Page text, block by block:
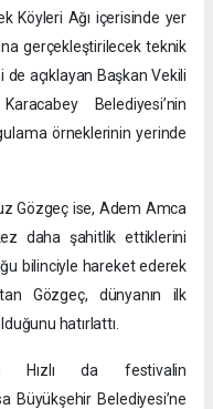
Köyleri Ağı içerisinde yer
gerçekleştirilecek teknik
açıklayan Başkan Vekili
Belediyesi’nin
örneklerinin yerinde
Gözgeç ise, Adem Amca
daha şahitlik ettiklerini
bilinciyle hareket ederek
Gözgeç, dünyanın ilk
hatırlattı.
Hızlı da festivalin
Büyükşehir Belediyesi’ne